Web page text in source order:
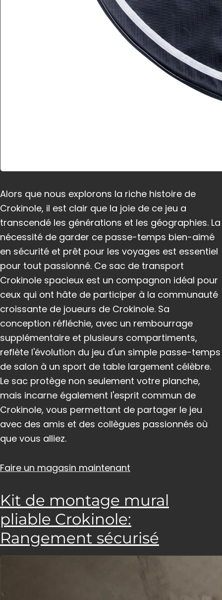
Alors que nous explorons la riche histoire de
Crokinole, il est clair que la joie de ce jeu a
transcendé les générations et les géographies. La
nécessité de garder ce passe-temps bien-aimé
en sécurité et prêt pour les voyages est essentiel
pour tout passionné. Ce sac de transport
Crokinole spacieux est un compagnon idéal pour
ceux qui ont hâte de participer à la communauté
croissante de joueurs de Crokinole. Sa
conception réfléchie, avec un rembourrage
supplémentaire et plusieurs compartiments,
reflète l'évolution du jeu d'un simple passe-temps
de salon à un sport de table largement célèbre.
Le sac protège non seulement votre planche,
mais incarne également l'esprit commun de
Crokinole, vous permettant de partager le jeu
avec des amis et des collègues passionnés où
que vous alliez.
Faire un magasin maintenant
Kit de montage mural
pliable Crokinole:
Rangement sécurisé